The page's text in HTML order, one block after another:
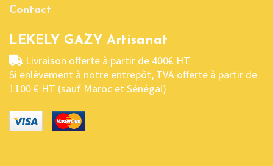
Contact
LEKELY GAZY Artisanat
Livraison offerte à partir de 400€ HT
Si enlèvement à notre entrepôt, TVA offerte à partir de
1100 € HT (sauf Maroc et Sénégal)